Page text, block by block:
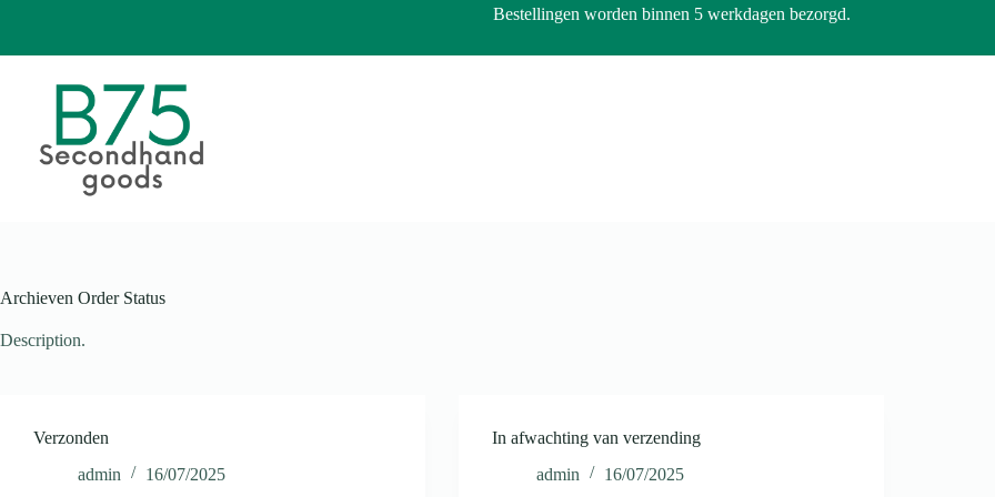
Bestellingen worden binnen 5 werkdagen bezorgd.
Archieven Order Status
Description.
Verzonden
admin
16/07/2025
In afwachting van verzending
admin
16/07/2025